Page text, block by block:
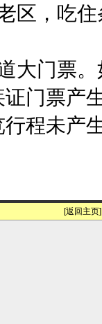
区，吃
大门票
门票产
程未产
[返回主页]